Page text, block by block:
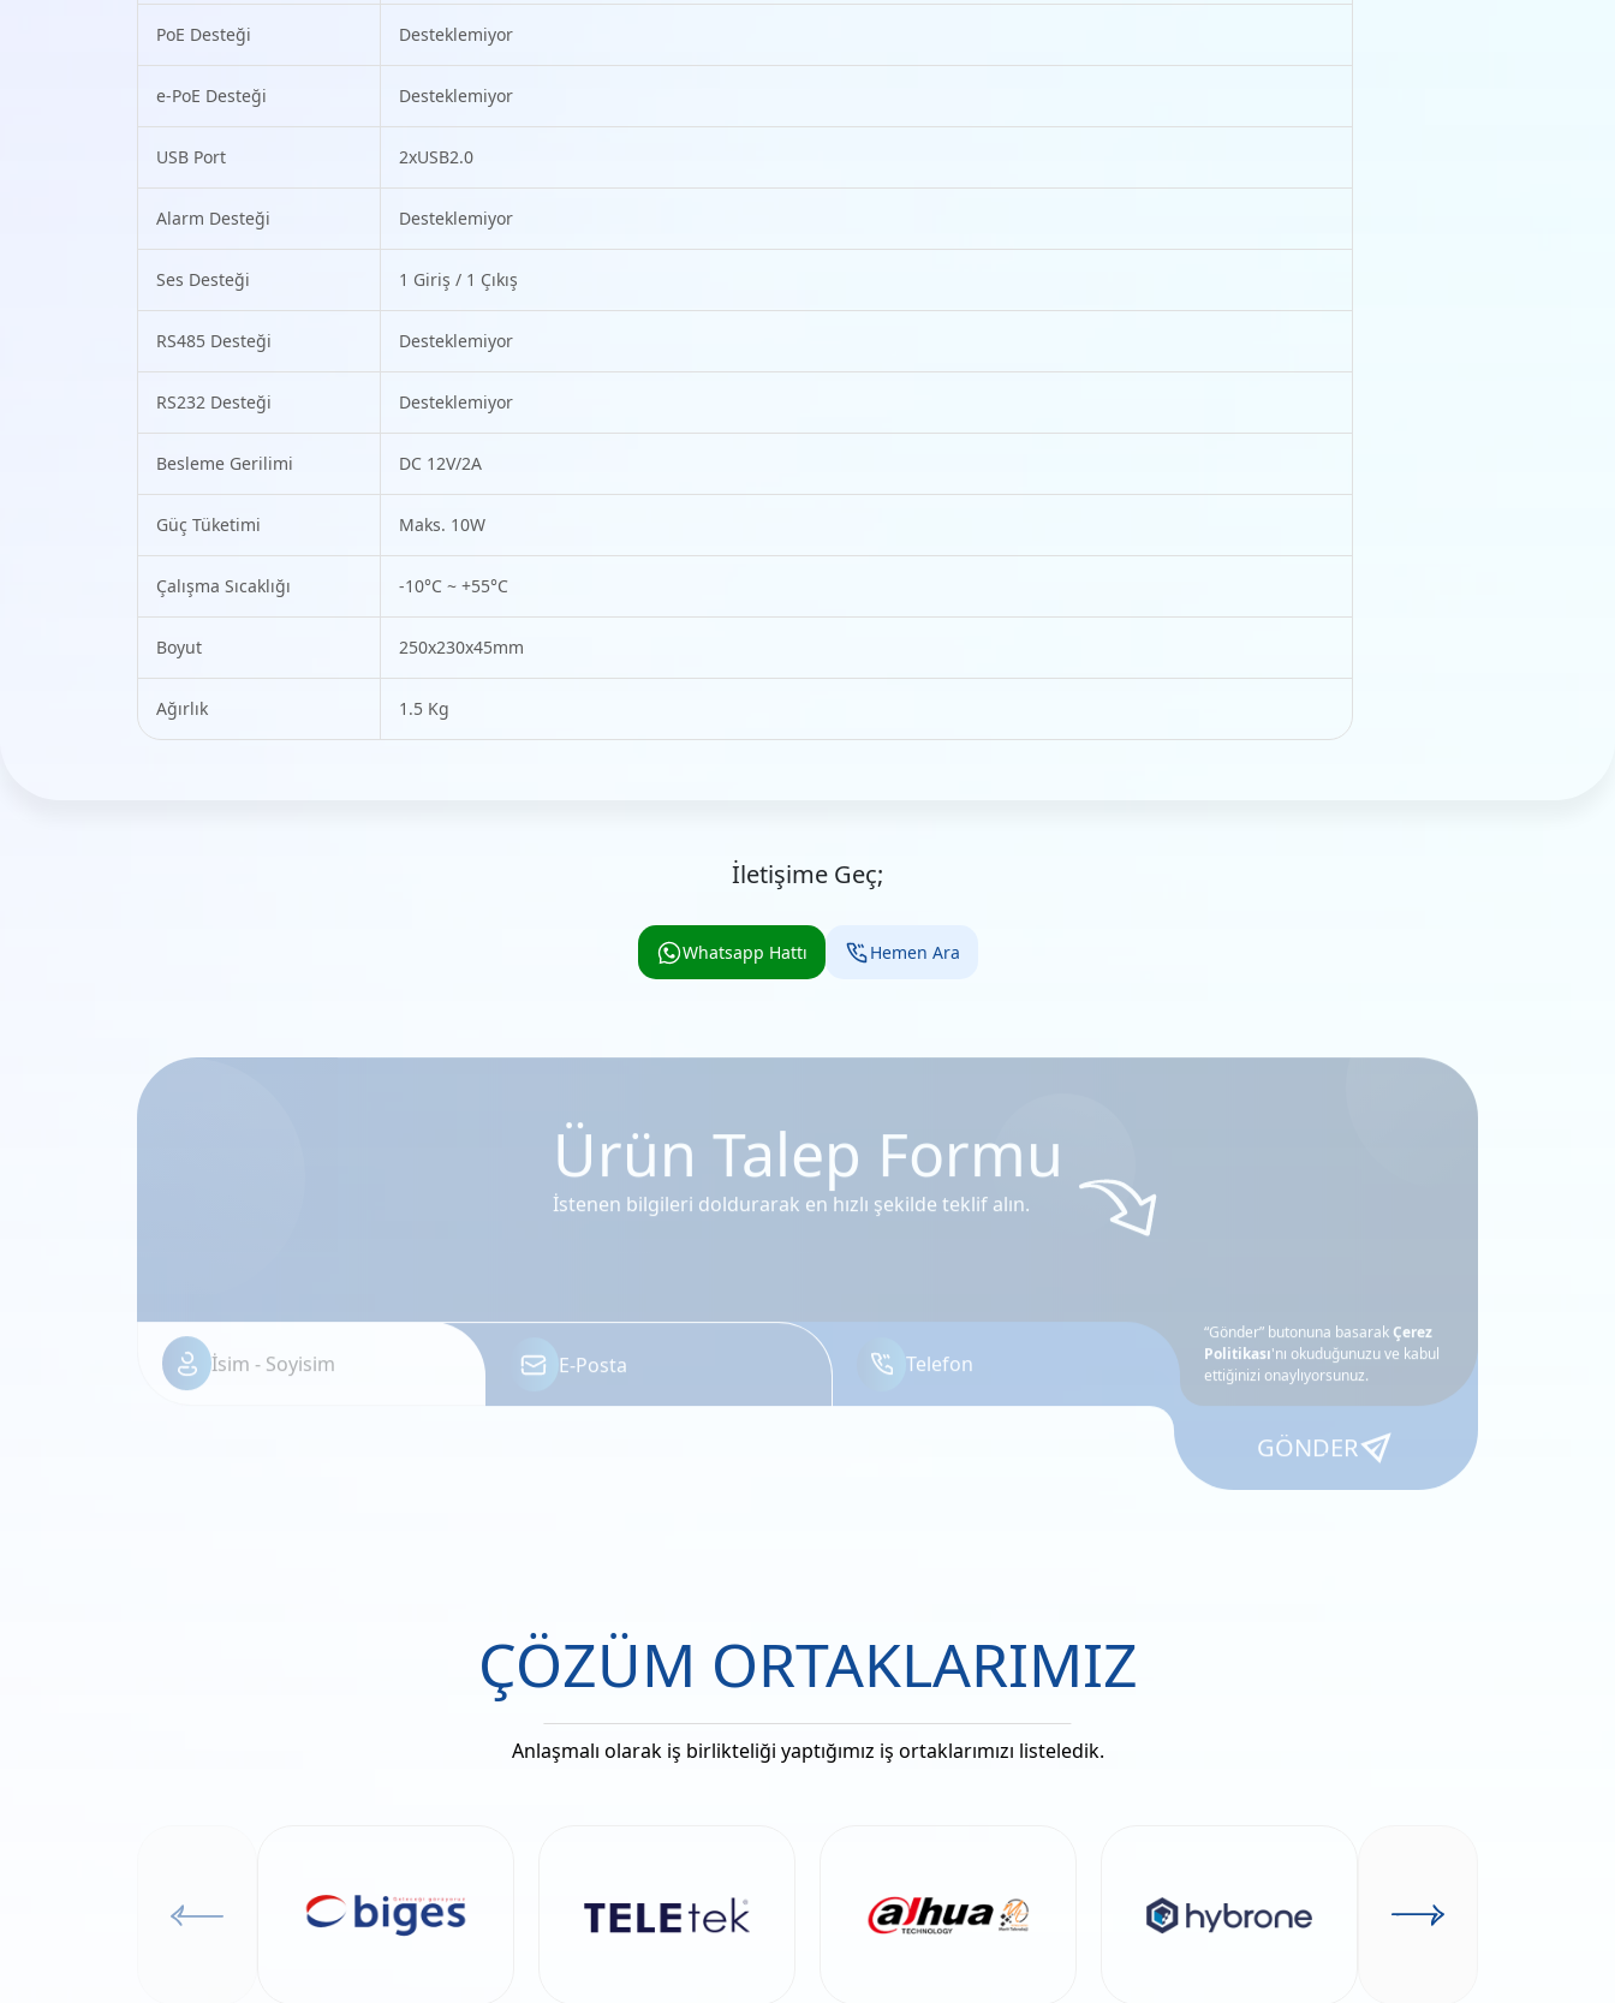
PoE Desteği Desteklemiyor
e-PoE Desteği Desteklemiyor
USB Port 2xUSB2.0
Alarm Desteği Desteklemiyor
Ses Desteği 1 Giriş / 1 Çıkış
RS485 Desteği Desteklemiyor
RS232 Desteği Desteklemiyor
Besleme Gerilimi DC 12V/2A
Güç Tüketimi Maks. 10W
Çalışma Sıcaklığı -10°C ~ +55°C
Boyut 250x230x45mm
Ağırlık 1.5 Kg
İletişime Geç;
Whatsapp Hattı Hemen Ara
Ürün Talep Formu
İstenen bilgileri doldurarak en hızlı şekilde teklif alın.
“Gönder” butonuna basarak Çerez
Politikası'nı okuduğunuzu ve kabul
ettiğinizi onaylıyorsunuz.
GÖNDER
ÇÖZÜM ORTAKLARIMIZ
Anlaşmalı olarak iş birlikteliği yaptığımız iş ortaklarımızı listeledik.